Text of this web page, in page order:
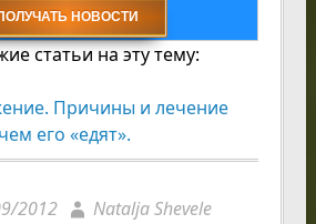
статьи на эту тему:
Причины и лечение
его «едят».
2012 Natalja Shevele